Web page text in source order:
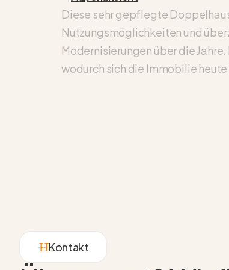
Diese sehr gepflegte
Nutzungsmöglichkeiten und
Modernisierungen über die
wodurch sich die Immobilie
Kontakt